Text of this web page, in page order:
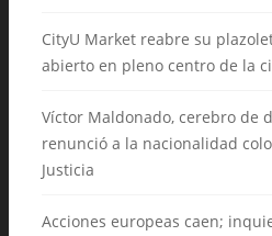
CityU Market reabre su
abierto en pleno centro de la
Víctor Maldonado, cerebro de
renunció a la nacionalidad
Justicia
Acciones europeas caen;